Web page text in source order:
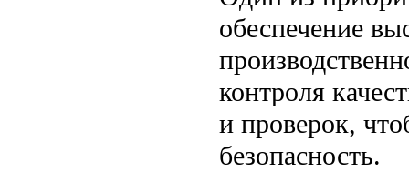
обеспечение
контроля
и проверок,
безопасность.